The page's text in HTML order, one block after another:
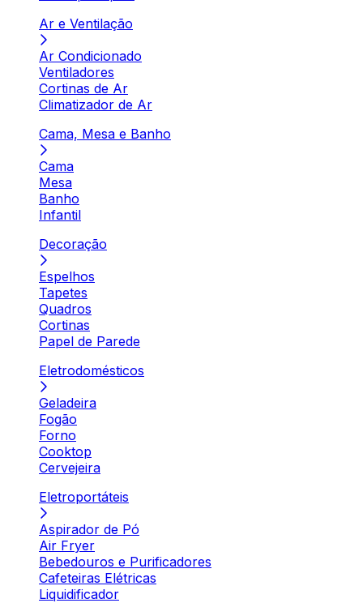
Ar e Ventilação
Ar Condicionado
Ventiladores
Cortinas de Ar
Climatizador de Ar
Cama, Mesa e Banho
Cama
Mesa
Banho
Infantil
Decoração
Espelhos
Tapetes
Quadros
Cortinas
Papel de Parede
Eletrodomésticos
Geladeira
Fogão
Forno
Cooktop
Cervejeira
Eletroportáteis
Aspirador de Pó
Air Fryer
Bebedouros e Purificadores
Cafeteiras Elétricas
Liquidificador